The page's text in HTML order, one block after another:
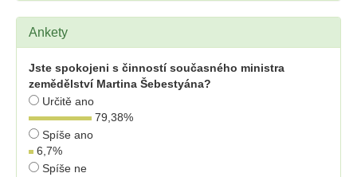
Ankety
Jste spokojeni s činností současného ministra
zemědělství Martina Šebestyána?
Určitě ano
79,38%
Spíše ano
6,7%
Spíše ne